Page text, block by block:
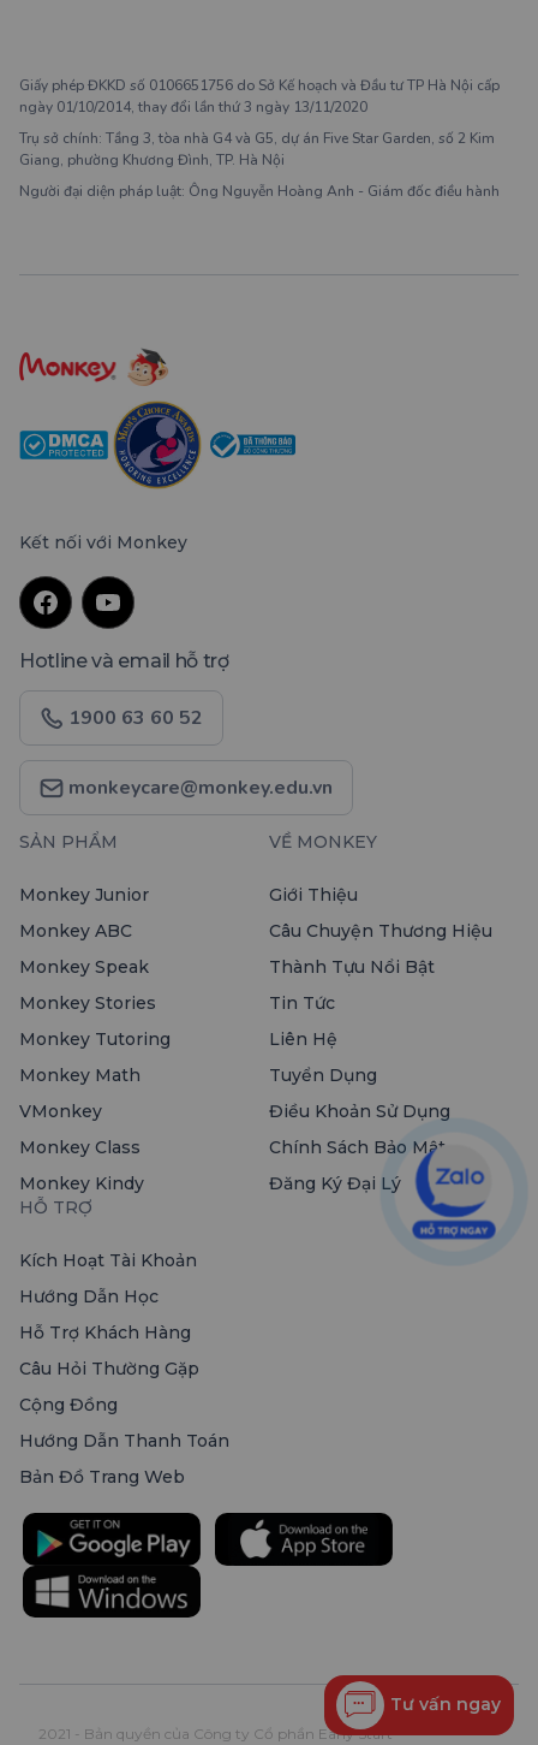
Tư vấn ngay
Giấy phép ĐKKD số 0106651756 do Sở Kế hoạch và Đầu tư TP Hà Nội cấp
ngày 01/10/2014, thay đổi lần thứ 3 ngày 13/11/2020
Trụ sở chính: Tầng 3, tòa nhà G4 và G5, dự án Five Star Garden, số 2 Kim
Giang, phường Khương Đình, TP. Hà Nội
Người đại diện pháp luật: Ông Nguyễn Hoàng Anh - Giám đốc điều hành
Kết nối với Monkey
Hotline và email hỗ trợ
1900 63 60 52
monkeycare@monkey.edu.vn
SẢN PHẨM
Monkey Junior
Monkey ABC
Monkey Speak
Monkey Stories
Monkey Tutoring
Monkey Math
VMonkey
Monkey Class
Monkey Kindy
VỀ MONKEY
Giới Thiệu
Câu Chuyện Thương Hiệu
Thành Tựu Nổi Bật
Tin Tức
Liên Hệ
Tuyển Dụng
Điều Khoản Sử Dụng
Chính Sách Bảo Mật
Đăng Ký Đại Lý
HỖ TRỢ
Kích Hoạt Tài Khoản
Hướng Dẫn Học
Hỗ Trợ Khách Hàng
Câu Hỏi Thường Gặp
Cộng Đồng
Hướng Dẫn Thanh Toán
Bản Đồ Trang Web
2021 - Bản quyền của Công ty Cổ phần Early Start